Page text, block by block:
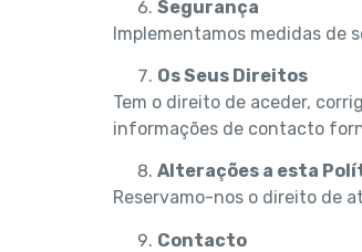
Segurança
Implementamos medidas de
Os Seus Direitos
Tem o direito de aceder,
informações de contacto
Alterações a esta
Reservamo-nos o direito de
Contacto